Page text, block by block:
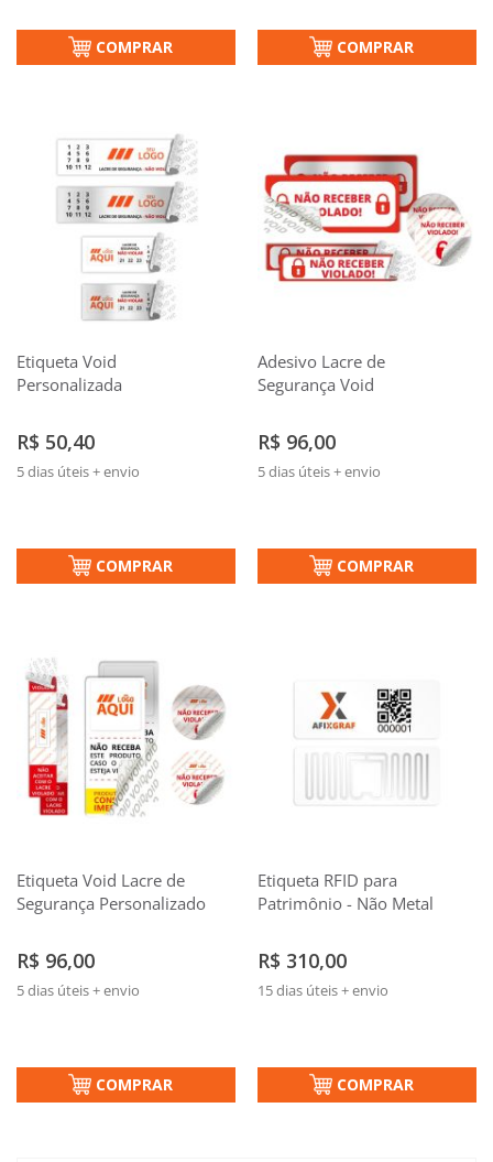
COMPRAR COMPRAR
Etiqueta Void
Personalizada
R$ 50,40
5 dias úteis + envio
COMPRAR
Adesivo Lacre de
Segurança Void
R$ 96,00
5 dias úteis + envio
COMPRAR
Etiqueta Void Lacre de
Segurança Personalizado
R$ 96,00
5 dias úteis + envio
COMPRAR
Etiqueta RFID para
Patrimônio - Não Metal
R$ 310,00
15 dias úteis + envio
COMPRAR